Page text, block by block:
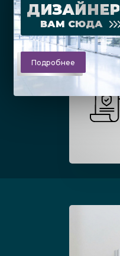
ДИЗАЙНЕР
ВАМ СЮДА
Подробнее